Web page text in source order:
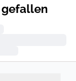
gefallen